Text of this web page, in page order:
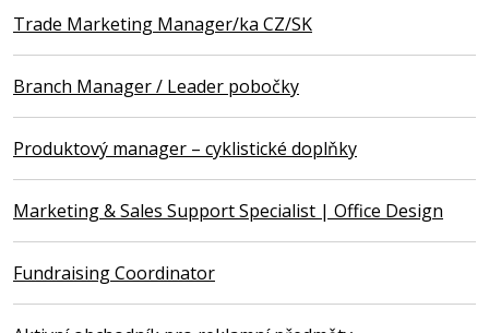
Trade Marketing Manager/ka CZ/SK
Branch Manager / Leader pobočky
Produktový manager – cyklistické doplňky
Marketing & Sales Support Specialist | Office Design
Fundraising Coordinator